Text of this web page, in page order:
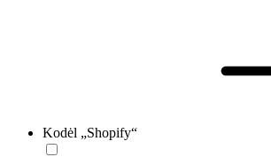
Kodėl „Shopify“